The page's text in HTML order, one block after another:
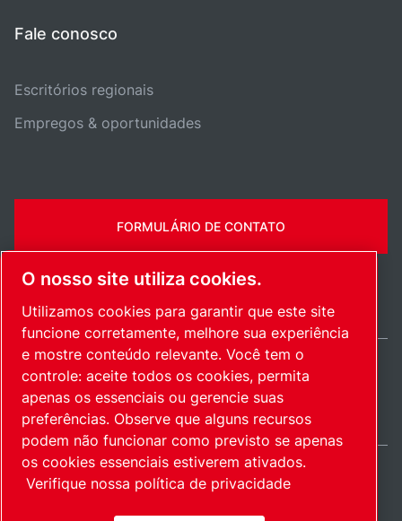
Fale conosco
Escritórios regionais
Empregos & oportunidades
FORMULÁRIO DE CONTATO
Mapa do siteGerenciar cookies© 2026 Direitos autorais.
Brazil / PT
O nosso site utiliza cookies.
Utilizamos cookies para garantir que este site
funcione corretamente, melhore sua experiência
e mostre conteúdo relevante. Você tem o
controle: aceite todos os cookies, permita
apenas os essenciais ou gerencie suas
preferências. Observe que alguns recursos
podem não funcionar como previsto se apenas
os cookies essenciais estiverem ativados.
Verifique nossa política de privacidade